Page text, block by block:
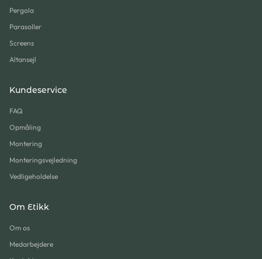
Pergola
Parasoller
Screens
Altansejl
Kundeservice
FAQ
Opmåling
Montering
Monteringsvejledning
Vedligeholdelse
Om Etikk
Om os
Medarbejdere